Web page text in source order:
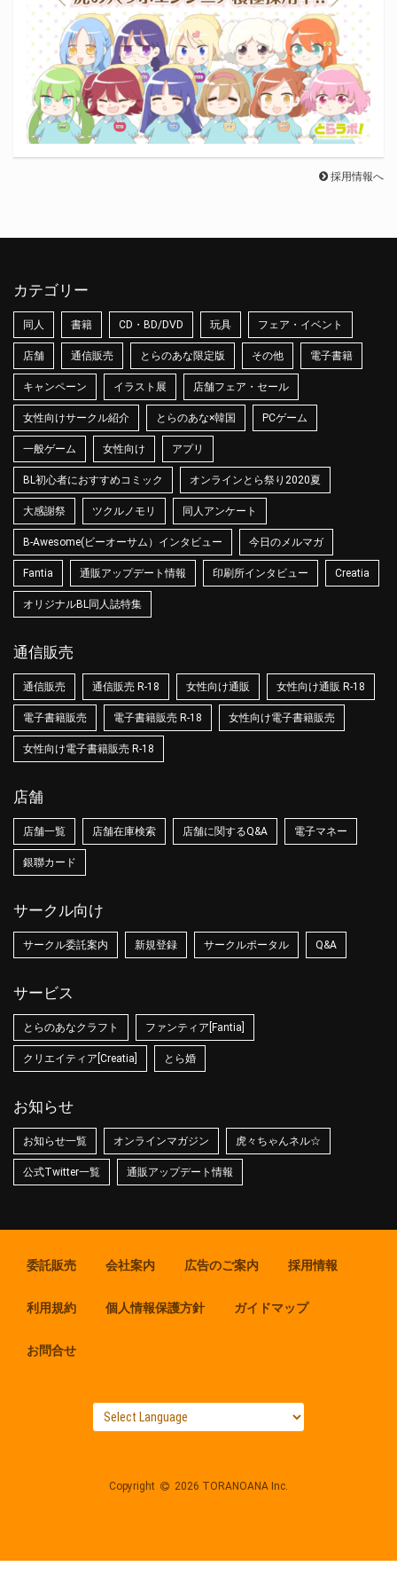
採用情報へ
カテゴリー
同人 書籍 CD・BD/DVD 玩具 フェア・イベント
店舗 通信販売 とらのあな限定版 その他 電子書籍
キャンペーン イラスト展 店舗フェア・セール
女性向けサークル紹介 とらのあな×韓国 PCゲーム
一般ゲーム 女性向け アプリ
BL初心者におすすめコミック オンラインとら祭り2020夏
大感謝祭 ツクルノモリ 同人アンケート
B-Awesome(ビーオーサム）インタビュー 今日のメルマガ
Fantia 通販アップデート情報 印刷所インタビュー Creatia
オリジナルBL同人誌特集
通信販売
通信販売 通信販売 R-18 女性向け通販 女性向け通販 R-18
電子書籍販売 電子書籍販売 R-18 女性向け電子書籍販売
女性向け電子書籍販売 R-18
店舗
店舗一覧 店舗在庫検索 店舗に関するQ&A 電子マネー
銀聯カード
サークル向け
サークル委託案内 新規登録 サークルポータル Q&A
サービス
とらのあなクラフト ファンティア[Fantia]
クリエイティア[Creatia] とら婚
お知らせ
お知らせ一覧 オンラインマガジン 虎々ちゃんネル☆
公式Twitter一覧 通販アップデート情報
委託販売 会社案内 広告のご案内 採用情報
利用規約 個人情報保護方針 ガイドマップ
お問合せ
Copyright 2026 TORANOANA Inc.